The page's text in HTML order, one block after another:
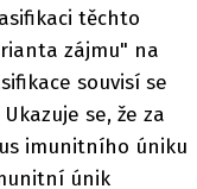
těchto
zájmu" na
souvisí se
se, že za
imunitního úniku
únik